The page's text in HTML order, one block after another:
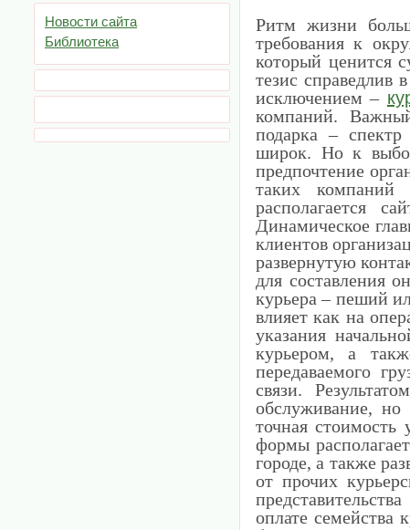
Новости сайта
Библиотека
Ритм жизни
требования к
который ценится
тезис справедлив
исключением –
компаний.
подарка – спектр
широк. Но к
предпочтение
таких
располагается
Динамическое
клиентов
развернутую
для составления
курьера – пеший
влияет как на
указания
курьером, а
передаваемого
связи.
обслуживание, но
точная стоимость
формы
городе, а также
от прочих
оплате семейства